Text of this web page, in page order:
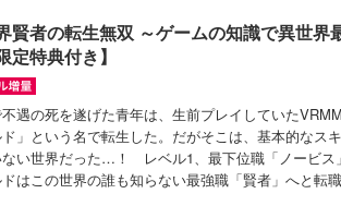
賢者の転生無双 ～ゲームの知識で異世界
定特典付き】
遇の死を遂げた青年は、生前プレイしていた
ド」という名で転生した。だがそこは、基本的なス
い世界だった…！ レベル1、最下位職「ノービス
はこの世界の誰も知らない最強職「賢者」へと転